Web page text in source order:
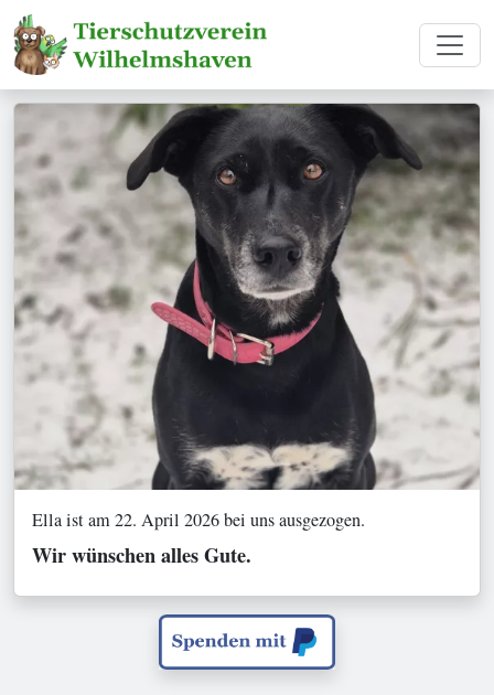
Ella ist am 22. April 2026 bei uns ausgezogen.
Wir wünschen alles Gute.